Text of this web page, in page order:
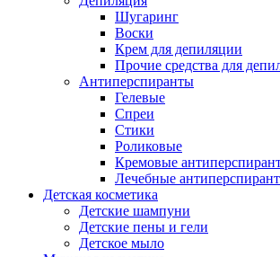
Шугаринг
Воски
Крем для депиляции
Прочие средства для
Антиперспиранты
Гелевые
Спреи
Стики
Роликовые
Кремовые
Лечебные
Детская косметика
Детские шампуни
Детские пены и гели
Детское мыло